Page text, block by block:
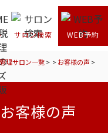
サロン検索 WEB予約
理サロン一覧> >お客様の声 >
客様の声